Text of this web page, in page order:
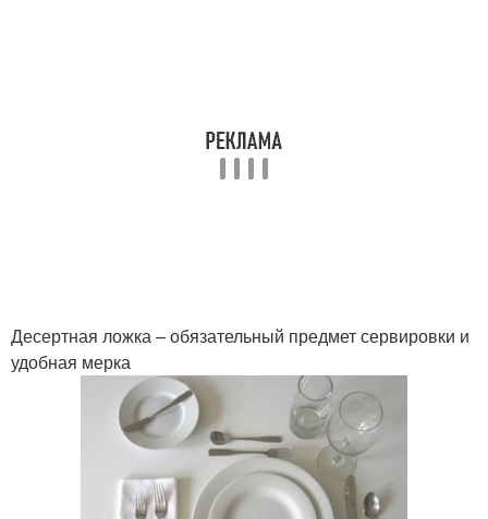
Десертная ложка – обязательный предмет сервировки и
удобная мерка